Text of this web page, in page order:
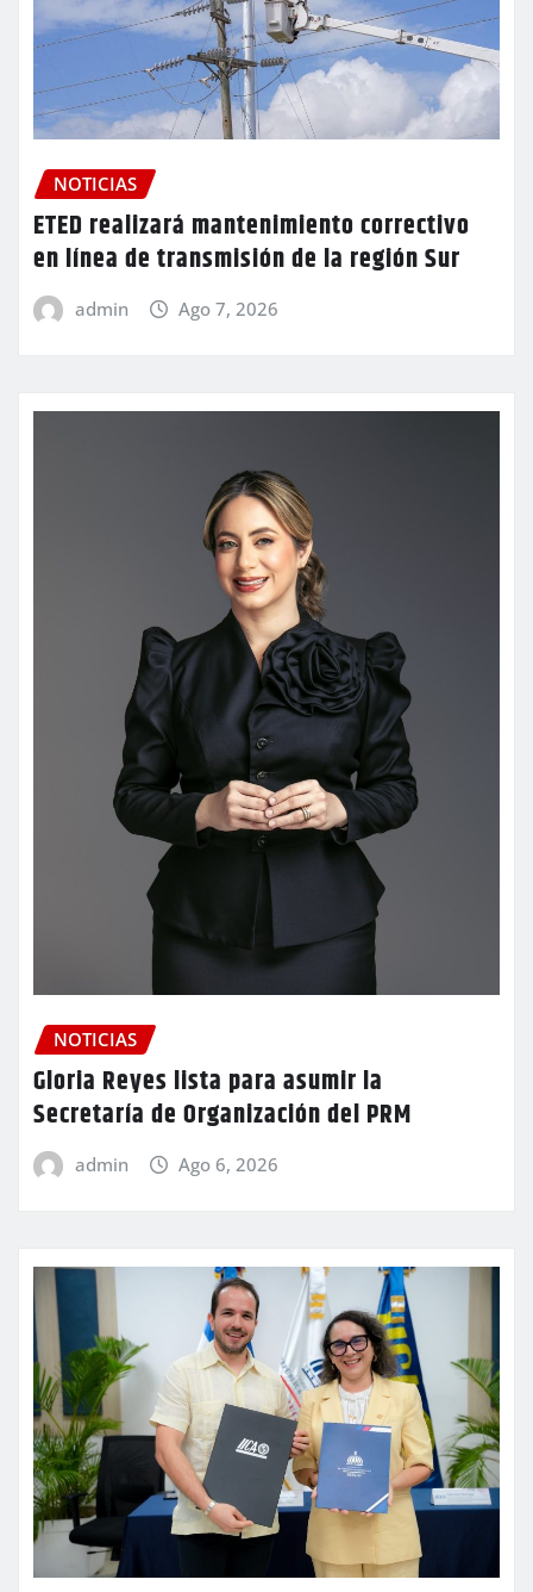
NOTICIAS
ETED realizará mantenimiento correctivo
en línea de transmisión de la región Sur
admin Ago 7, 2026
NOTICIAS
Gloria Reyes lista para asumir la
Secretaría de Organización del PRM
admin Ago 6, 2026